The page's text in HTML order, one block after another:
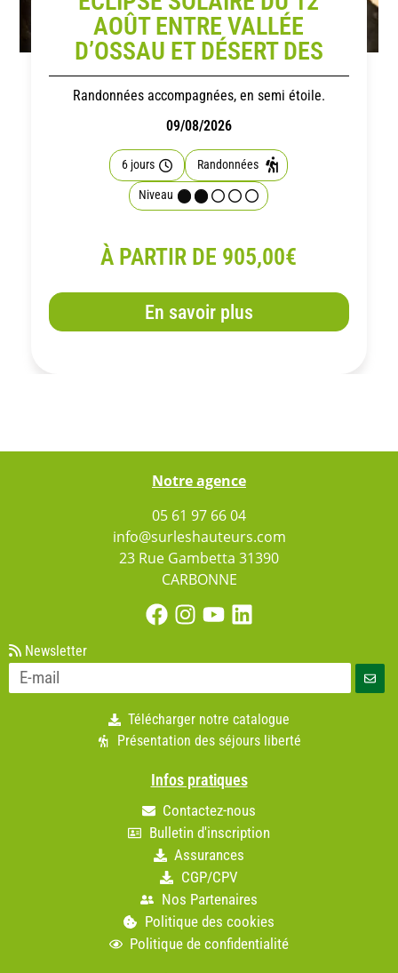
AOÛT ENTRE VALLÉE
D’OSSAU ET DÉSERT DES
BARDENAS
Randonnées accompagnées, en semi étoile.
09/08/2026
6 jours
Randonnées
Niveau
À PARTIR DE 905,00€
En savoir plus
Notre agence
05 61 97 66 04
info@surleshauteurs.com
23 Rue Gambetta 31390
CARBONNE
Newsletter
Télécharger notre catalogue
Présentation des séjours liberté
Infos pratiques
Contactez-nous
Bulletin d'inscription
Assurances
CGP/CPV
Nos Partenaires
Politique des cookies
Politique de confidentialité